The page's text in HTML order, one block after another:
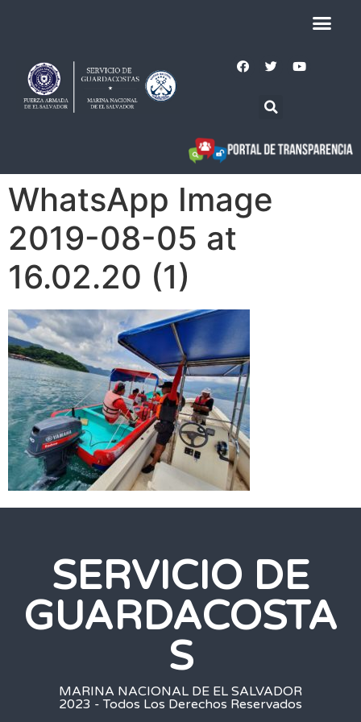
WhatsApp Image
2019-08-05 at
16.02.20 (1)
SERVICIO DE
GUARDACOSTA
S
MARINA NACIONAL DE EL SALVADOR
2023 - Todos Los Derechos Reservados